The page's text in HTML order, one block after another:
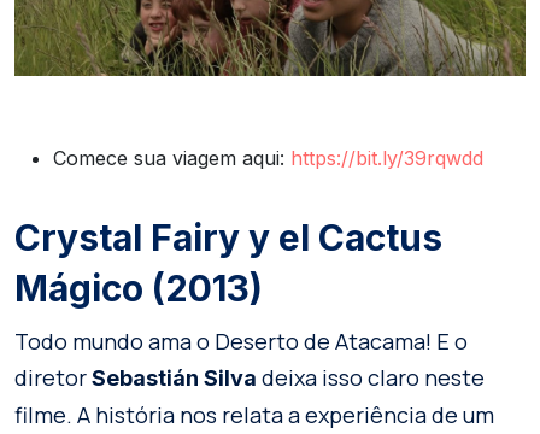
Comece sua viagem aqui: https://bit.ly/39rqwdd
Crystal Fairy y el Cactus
Mágico (2013)
Todo mundo ama o Deserto de Atacama! E o
diretorSebastián Silva deixa isso claro neste
filme. A história nos relata a experiência de um